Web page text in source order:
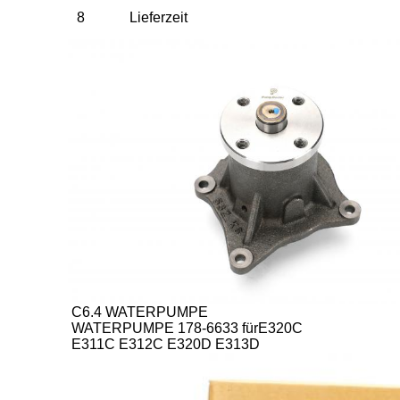
8 Lieferzeit
C6.4 WATERPUMPE
WATERPUMPE 178-6633 fürE320C
E311C E312C E320D E313D